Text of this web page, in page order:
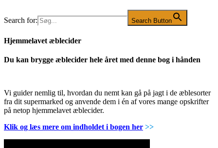
Search for: Search Button
Hjemmelavet æblecider
Du kan brygge æblecider hele året med denne bog i hånden
Vi guider nemlig til, hvordan du nemt kan gå på jagt i de æblesorter
fra dit supermarked og anvende dem i én af vores mange opskrifter
på netop hjemmelavet æblecider.
Klik og læs mere om indholdet i bogen her >>